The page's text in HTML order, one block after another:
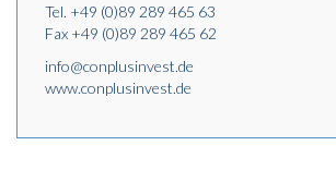
Tel. +49 (0)89 289 465 63
Fax +49 (0)89 289 465 62
info@conplusinvest.de
www.conplusinvest.de